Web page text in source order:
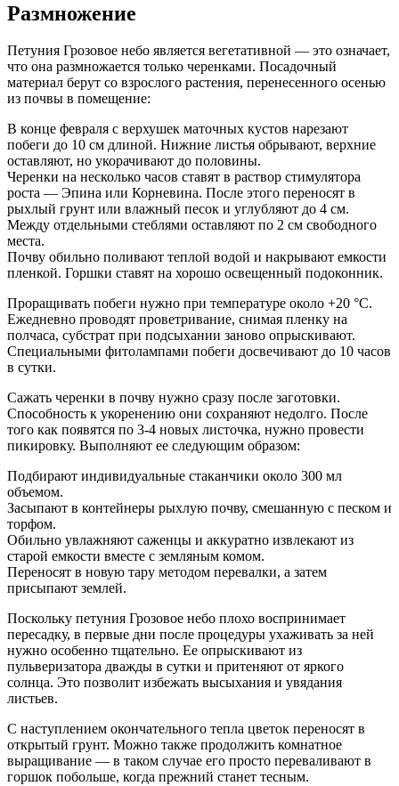
Размножение
Петуния Грозовое небо является вегетативной — это означает,
что она размножается только черенками. Посадочный
материал берут со взрослого растения, перенесенного осенью
из почвы в помещение:
В конце февраля с верхушек маточных кустов нарезают
побеги до 10 см длиной. Нижние листья обрывают, верхние
оставляют, но укорачивают до половины.
Черенки на несколько часов ставят в раствор стимулятора
роста — Эпина или Корневина. После этого переносят в
рыхлый грунт или влажный песок и углубляют до 4 см.
Между отдельными стеблями оставляют по 2 см свободного
места.
Почву обильно поливают теплой водой и накрывают емкости
пленкой. Горшки ставят на хорошо освещенный подоконник.
Проращивать побеги нужно при температуре около +20 °С.
Ежедневно проводят проветривание, снимая пленку на
полчаса, субстрат при подсыхании заново опрыскивают.
Специальными фитолампами побеги досвечивают до 10 часов
в сутки.
Сажать черенки в почву нужно сразу после заготовки.
Способность к укоренению они сохраняют недолго. После
того как появятся по 3-4 новых листочка, нужно провести
пикировку. Выполняют ее следующим образом:
Подбирают индивидуальные стаканчики около 300 мл
объемом.
Засыпают в контейнеры рыхлую почву, смешанную с песком и
торфом.
Обильно увлажняют саженцы и аккуратно извлекают из
старой емкости вместе с земляным комом.
Переносят в новую тару методом перевалки, а затем
присыпают землей.
Поскольку петуния Грозовое небо плохо воспринимает
пересадку, в первые дни после процедуры ухаживать за ней
нужно особенно тщательно. Ее опрыскивают из
пульверизатора дважды в сутки и притеняют от яркого
солнца. Это позволит избежать высыхания и увядания
листьев.
С наступлением окончательного тепла цветок переносят в
открытый грунт. Можно также продолжить комнатное
выращивание — в таком случае его просто переваливают в
горшок побольше, когда прежний станет тесным.